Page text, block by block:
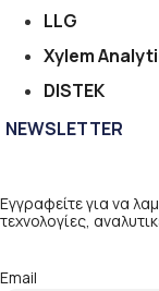
LLG
Xylem
DISTEK
NEWSLETTER
Εγγραφείτε για να
τεχνολογίες,
Email